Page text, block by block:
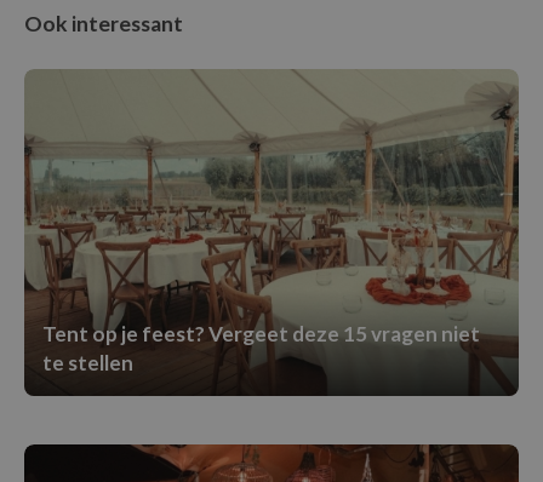
Ook interessant
Tent op je feest? Vergeet deze 15 vragen niet
te stellen